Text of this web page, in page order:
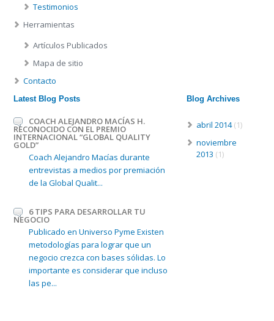
Testimonios
Herramientas
Artículos Publicados
Mapa de sitio
Contacto
Latest Blog Posts
COACH ALEJANDRO MACÍAS H.
RECONOCIDO CON EL PREMIO
INTERNACIONAL “GLOBAL QUALITY
GOLD”
Coach Alejandro Macías durante
entrevistas a medios por premiación
de la Global Qualit...
6 TIPS PARA DESARROLLAR TU
NEGOCIO
Publicado en Universo Pyme Existen
metodologías para lograr que un
negocio crezca con bases sólidas. Lo
importante es considerar que incluso
las pe...
Blog Archives
abril 2014(1)
noviembre
2013 (1)